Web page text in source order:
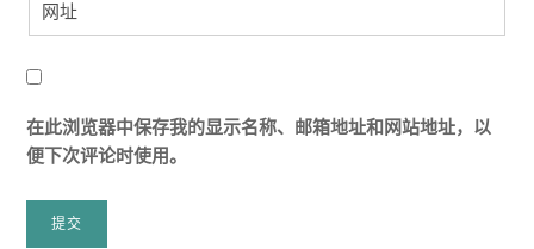
在此浏览器中保存我的显示名称、邮箱地址和网站地址，以
便下次评论时使用。